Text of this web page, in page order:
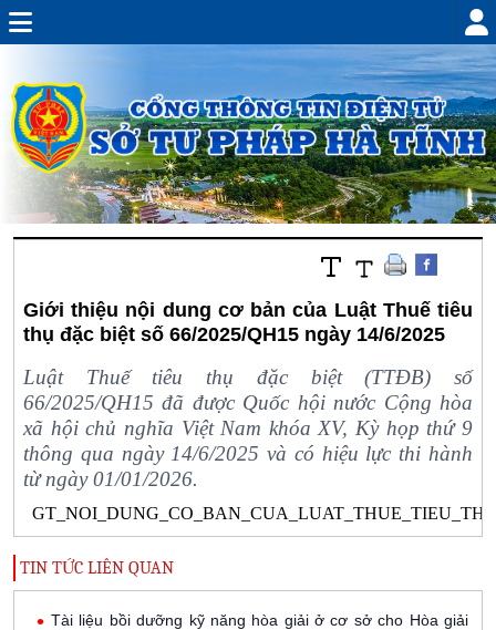
Giới thiệu nội dung cơ bản của Luật Thuế tiêu
thụ đặc biệt số 66/2025/QH15 ngày 14/6/2025
Luật Thuế tiêu thụ đặc biệt (TTĐB) số
66/2025/QH15 đã được Quốc hội nước Cộng hòa
xã hội chủ nghĩa Việt Nam khóa XV, Kỳ họp thứ 9
thông qua ngày 14/6/2025 và có hiệu lực thi hành
từ ngày 01/01/2026.
TIN TỨC LIÊN QUAN
Tài liệu bồi dưỡng kỹ năng hòa giải ở cơ sở cho Hòa giải